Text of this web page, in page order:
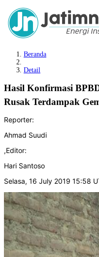
Beranda
Detail
Hasil Konfirmasi
Rusak Terdampak
Reporter:
Ahmad Suudi
,Editor:
Hari Santoso
Selasa, 16 July 2019 15:58